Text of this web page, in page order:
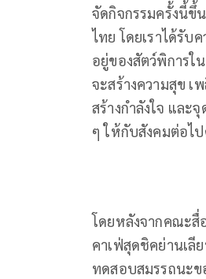
จัดกิจกรรมครั้งนี้ขึ้
ไทย โดยเราได้รั
อยู่ของสัตว์พิการใ
จะสร้างความสุข เ
สร้างกำลังใจ และ
ๆ ให้กับสังคมต่อไ
โดยหลังจากคณะสื่
คาเฟ่สุดชิคย่านเลี
ทดสอบสมรรถนะข